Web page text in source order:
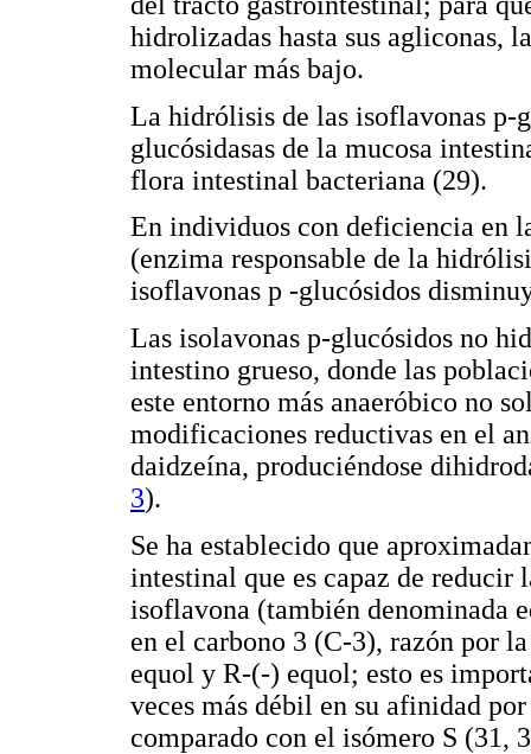
hidrolizadas hasta sus agliconas,
molecular más bajo.
La hidrólisis de las isoflavonas p-
glucósidasas de la mucosa
flora intestinal bacteriana (29).
En individuos con deficiencia en
(enzima responsable de la
isoflavonas p -glucósidos
Las isolavonas p-glucósidos no
intestino grueso, donde las
este entorno más anaeróbico no
modificaciones reductivas en el
daidzeína, produciéndose
3).
Se ha establecido que
intestinal que es capaz de
isoflavona (también denominada
en el carbono 3 (C-3), razón por
equol y R-(-) equol; esto es
veces más débil en su afinidad
comparado con el isómero S (31,